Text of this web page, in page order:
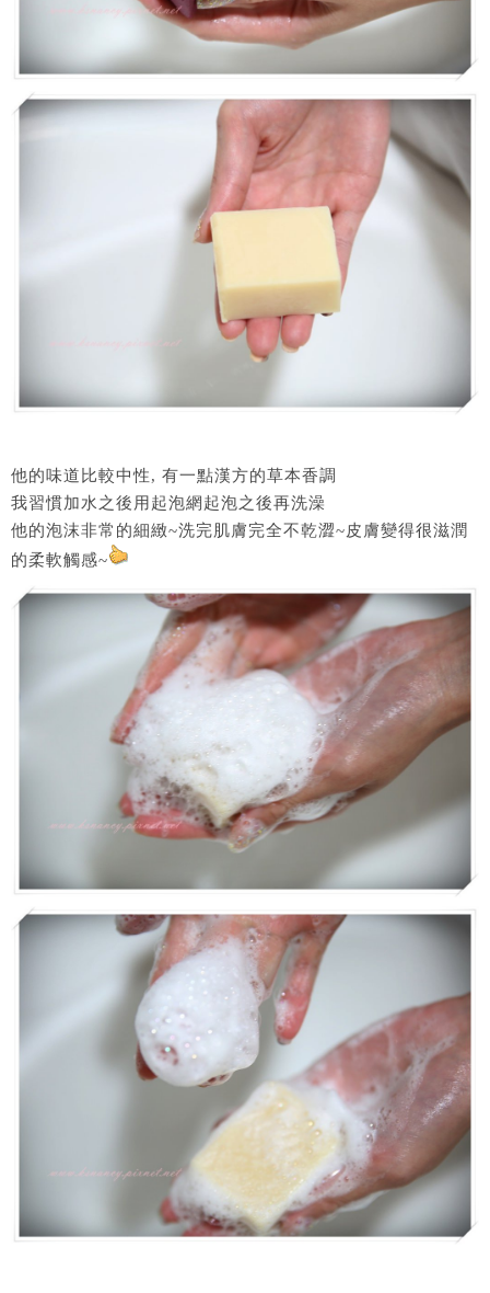
他的味道比較中性, 有一點漢方的草本香調
我習慣加水之後用起泡網起泡之後再洗澡
他的泡沫非常的細緻~洗完肌膚完全不乾澀~皮膚變得很滋潤
的柔軟觸感~